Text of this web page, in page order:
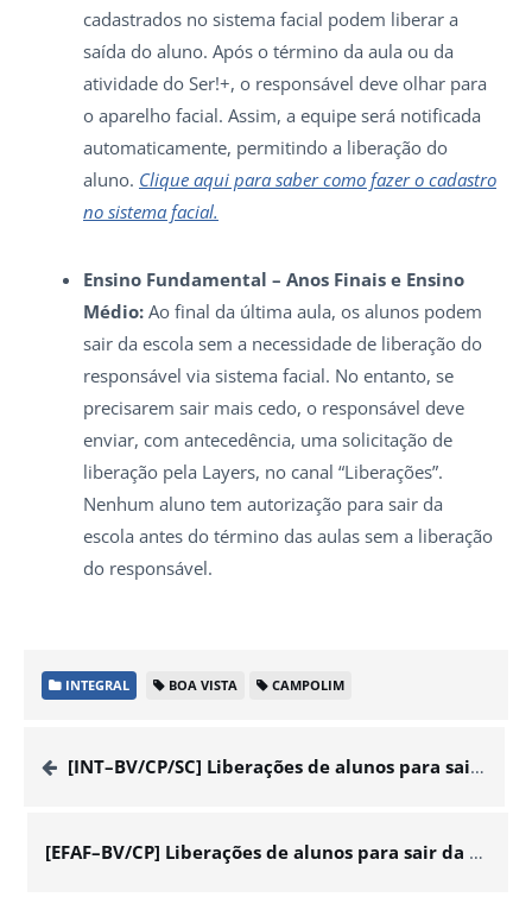
cadastrados no sistema facial podem liberar a
saída do aluno. Após o término da aula ou da
atividade do Ser!+, o responsável deve olhar para
o aparelho facial. Assim, a equipe será notificada
automaticamente, permitindo a liberação do
aluno. Clique aqui para saber como fazer o cadastro
no sistema facial.
Ensino Fundamental – Anos Finais e Ensino
Médio: Ao final da última aula, os alunos podem
sair da escola sem a necessidade de liberação do
responsável via sistema facial. No entanto, se
precisarem sair mais cedo, o responsável deve
enviar, com antecedência, uma solicitação de
liberação pela Layers, no canal “Liberações”.
Nenhum aluno tem autorização para sair da
escola antes do término das aulas sem a liberação
do responsável.
INTEGRAL BOA VISTA CAMPOLIM
[INT–BV/CP/SC] Liberações de alunos para sair da escola
[EFAF–BV/CP] Liberações de alunos para sair da escola